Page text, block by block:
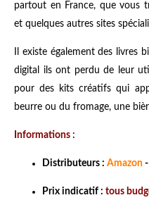
partout en France, que vous
et quelques autres sites
Il existe également des livres
digital ils ont perdu de leur
pour des kits créatifs qui
beurre ou du fromage, une
Informations :
Distributeurs : Amazon -
Prix indicatif : tous